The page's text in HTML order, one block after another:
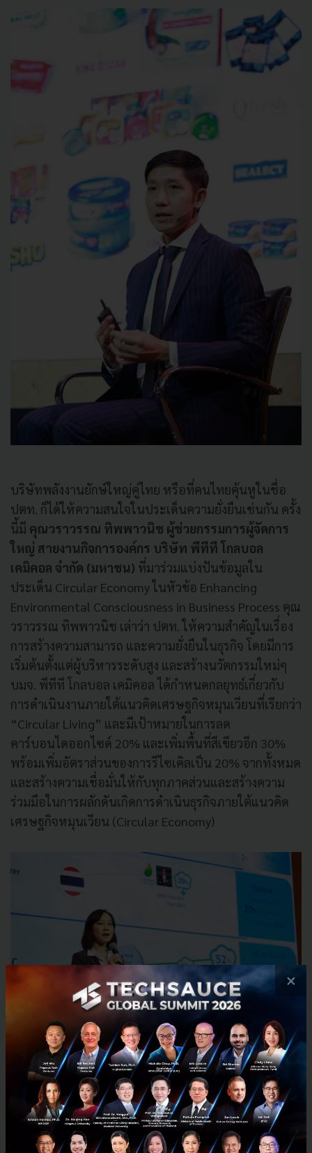
บริษัทพลังงานยักษ์ใหญ่คู่ไทย หรือที่คนไทยคุ้นหูในชื่อ
ปตท. ก็ได้ให้ความสนใจในประเด็นความยั่งยืนเช่นกัน ครั้ง
นี้มี คุณวราวรรณ ทิพพาวนิช ผู้ช่วยกรรมการผู้จัดการ
ใหญ่ สายงานกิจการองค์กร บริษัท พีทีที โกลบอล
เคมิคอล จำกัด (มหาชน)​ ที่มาร่วมแบ่งปันข้อมูลใน
ประเด็น Circular Economy ในหัวข้อ Enhancing
Environmental Consciousness in Business Process คุณ
วราวรรณ ทิพพาวนิช เล่าว่า ปตท. ให้ความสำคัญในเรื่อง
การสร้างความสามารถ และความยั่งยืนในธุรกิจ โดยมีการ
เริ่มต้นตั้งแต่ผู้บริหารระดับสูง และสร้างนวัตกรรมใหม่ๆ
บมจ. พีทีที โกลบอล เคมิคอล ได้กำหนดกลยุทธ์เกี่ยวกับ
การดำเนินงานภายใต้แนวคิดเศรษฐกิจหมุนเวียนที่เรียกว่า
“Circular Living” และมีเป้าหมายในการลด
คาร์บอนไดออกไซด์ 20% และเพิ่มพื้นที่สีเขียวอีก 30%
พร้อมเพิ่มอัตราส่วนของการรีไซเคิลเป็น 20% จากทั้งหมด
และสร้างความเชื่อมั่นให้กับทุกภาคส่วนและสร้างความ
ร่วมมือในการผลักดันเกิดการดำเนินธุรกิจภายใต้แนวคิด
เศรษฐกิจหมุนเวียน (Circular Economy)
ต่อด้วยหัวข้อ Planting the Seed of Sustainability
Mindset โดยMr. Deepak Parikh, Chief Strategy
Officer, Indorama Ventures Public Company
Limitedบมจ. อินโดรามา เวนเจอร์ ผู้ดำเนินธุรกิจด้าน
×